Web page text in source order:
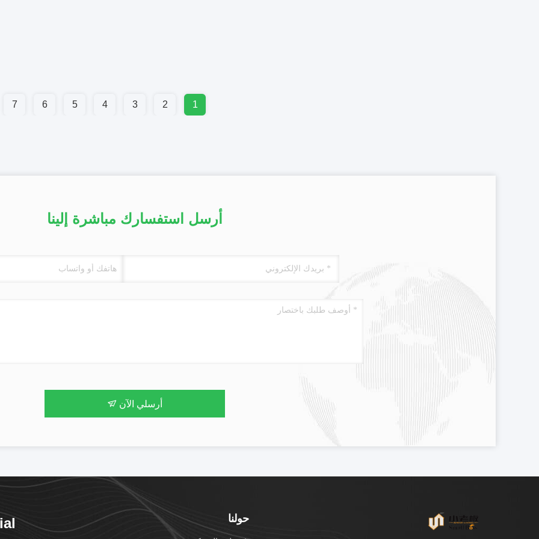
1
2
3
4
5
6
7
أرسل استفسارك مباشرة إلينا
أرسلي الآن
حولنا